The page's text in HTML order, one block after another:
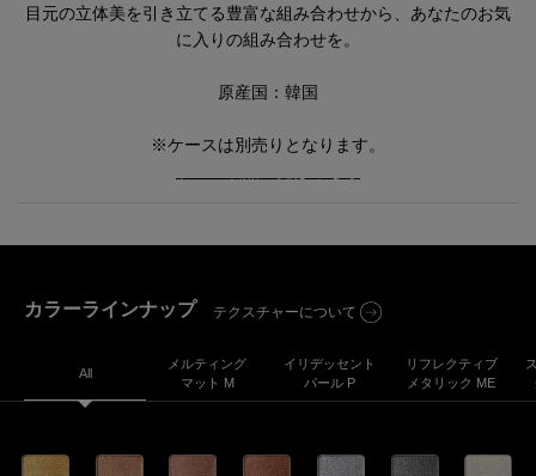
目元の立体美を引き立てる豊富な組み合わせから、あなたのお気
に入りの組み合わせを。
原産国：韓国
※ケースは別売りとなります。
カラーラインナップ テクスチャーについて
All
メルティング
マット M
イリデッセント
パール P
リフレクティブ
メタリック ME